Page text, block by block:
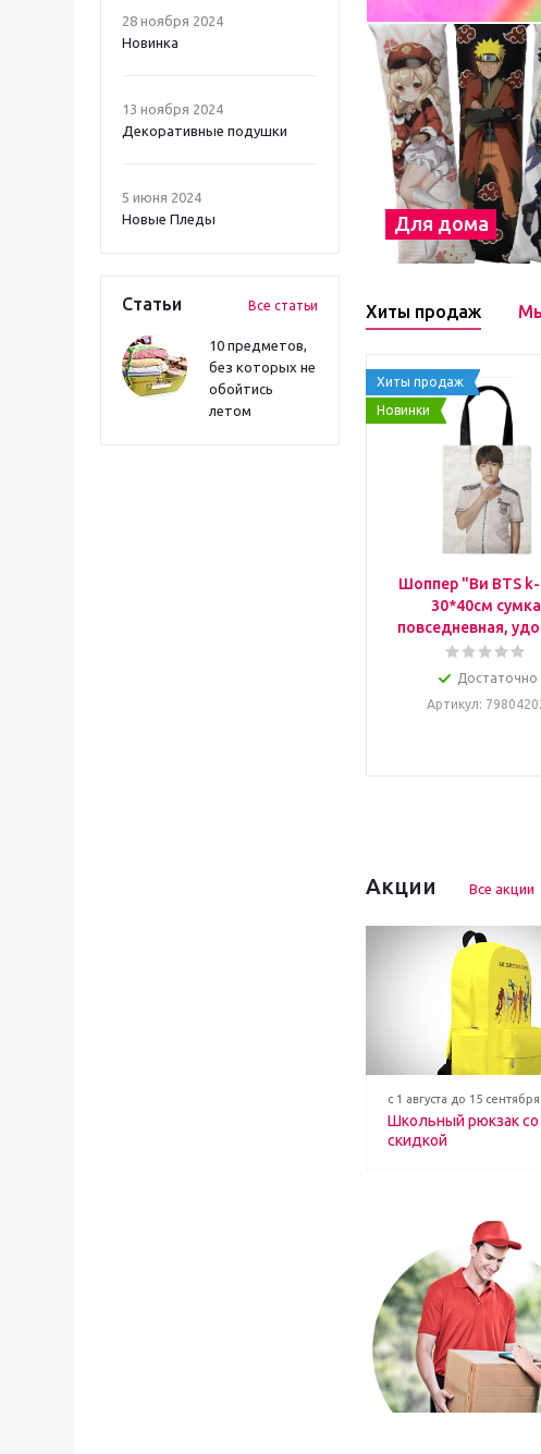
28 ноября 2024
Новинка
13 ноября 2024
Декоративные подушки
5 июня 2024
Новые Пледы
Статьи Все статьи
10 предметов,
без которых не
обойтись
летом
Для дома
Хиты продаж
Хиты продаж
Новинки
Шоппер "Ви BTS
30*40см сумка
повседневная,
Достаточно
Артикул:
Акции Все акции
с 1 августа до 15 сентября
Школьный рюкзак со
скидкой